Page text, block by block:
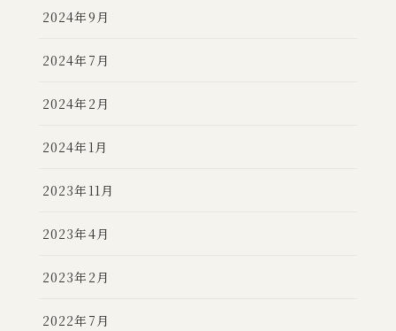
2024年9月
2024年7月
2024年2月
2024年1月
2023年11月
2023年4月
2023年2月
2022年7月